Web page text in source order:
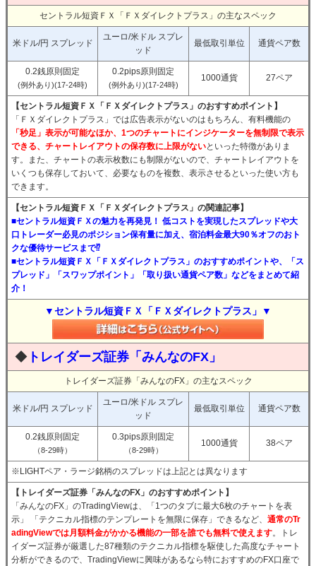
セントラル短資ＦＸ「ＦＸダイレクトプラス」の主なスペック
米ドル/円 スプレッド
ユーロ/米ドル スプレ
ッド
最低取引単位 通貨ペア数
0.2銭原則固定
(例外あり)(17-24時)
0.2pips原則固定
(例外あり)(17-24時)
1000通貨 27ペア
【セントラル短資ＦＸ「ＦＸダイレクトプラス」のおすすめポイント】
「ＦＸダイレクトプラス」では広告表示がないのはもちろん、有料機能の
「秒足」表示が可能なほか、1つのチャートにインジケーターを無制限で表示
できる、チャートレイアウトの保存数に上限がないといった特徴がありま
す。また、チャートの表示枚数にも制限がないので、チャートレイアウトを
いくつも保存しておいて、必要なものを複数、表示させるといった使い方も
できます。
【セントラル短資ＦＸ「ＦＸダイレクトプラス」の関連記事】
■セントラル短資ＦＸの魅力を再発見！ 低コストを実現したスプレッドや大
口トレーダー必見のポジション保有量に加え、宿泊料金最大90％オフのおト
クな優待サービスまで⁉
■セントラル短資ＦＸ「ＦＸダイレクトプラス」のおすすめポイントや、「ス
プレッド」「スワップポイント」「取り扱い通貨ペア数」などをまとめて紹
介！
▼セントラル短資ＦＸ「ＦＸダイレクトプラス」▼
◆ トレイダーズ証券「みんなのFX」
トレイダーズ証券「みんなのFX」の主なスペック
米ドル/円 スプレッド
ユーロ/米ドル スプレ
ッド
最低取引単位 通貨ペア数
0.2銭原則固定
（8-29時）
0.3pips原則固定
（8-29時）
1000通貨 38ペア
※LIGHTペア・ラージ銘柄のスプレッドは上記とは異なります
【トレイダーズ証券「みんなのFX」のおすすめポイント】
「みんなのFX」のTradingViewは、「1つのタブに最大6枚のチャートを表
示」 「テクニカル指標のテンプレートを無限に保存」できるなど、 通常のTr
adingViewでは月額料金がかかる機能の一部を誰でも無料で使えます。トレ
イダーズ証券が厳選した87種類のテクニカル指標を駆使した高度なチャート
分析ができるので、TradingViewに興味があるなら特におすすめのFX口座で